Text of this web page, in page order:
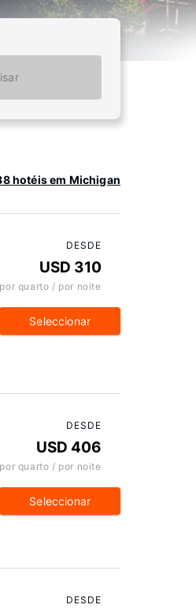
hotéis em Michigan
DESDE
USD 310
por quarto / por noite
Seleccionar
DESDE
USD 406
por quarto / por noite
Seleccionar
DESDE